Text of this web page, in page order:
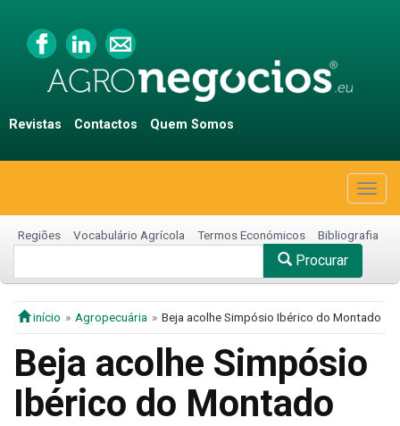
Revistas Contactos Quem Somos
Regiões Vocabulário Agrícola Termos Económicos Bibliografia
Procurar
início Agropecuária Beja acolhe Simpósio Ibérico do Montado
Beja acolhe Simpósio
Ibérico do Montado